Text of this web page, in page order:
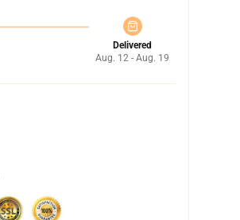
Delivered
Aug. 12 - Aug. 19